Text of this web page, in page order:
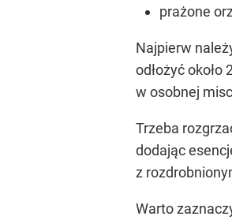
prażone
Najpierw
odłożyć
w osobnej
Trzeba
dodając
z
Warto